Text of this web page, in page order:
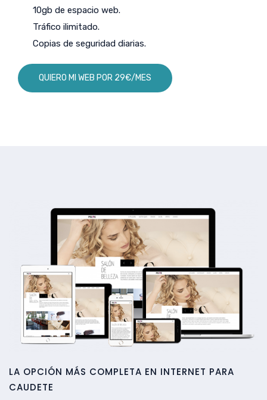
10gb de espacio web.
Tráfico ilimitado.
Copias de seguridad diarias.
QUIERO MI WEB POR 29€/MES
LA OPCIÓN MÁS COMPLETA EN INTERNET PARA
CAUDETE